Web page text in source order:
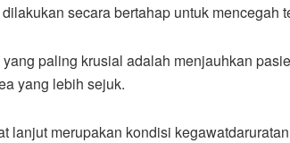
secara bertahap untuk mencegah
paling krusial adalah menjauhkan
yang lebih sejuk.
lanjut merupakan kondisi